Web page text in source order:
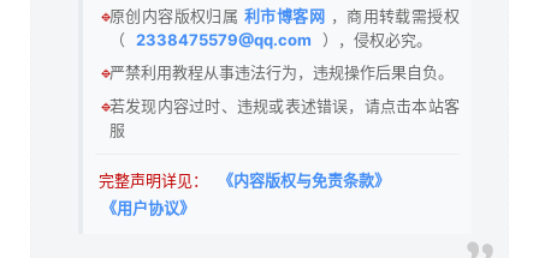
🔹原创内容版权归属 利市博客网 ，商用转载需授权
（
2338475579@qq.com
），侵权必究。
🔹严禁利用教程从事违法行为，违规操作后果自负。
🔹若发现内容过时、违规或表述错误，请点击本站客
服
完整声明详见：
《内容版权与免责条款》
《用户协议》